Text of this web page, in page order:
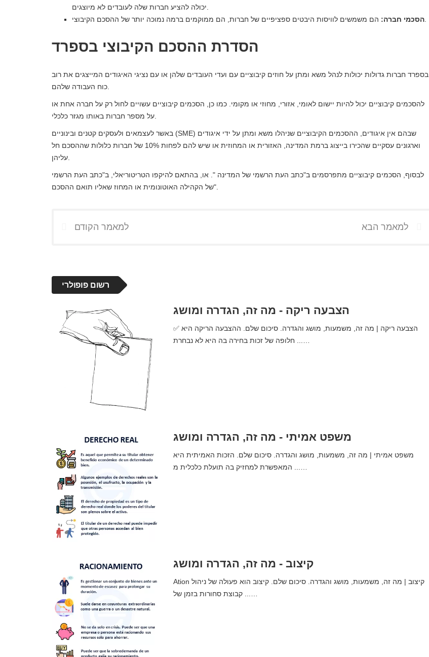
הסכמי חברה:
הסדרת ההסכם הקיבוצי בספרד
בספרד חברות גדולות יכולות לנהל משא ומתן על חוזים קיבוציים עם ועדי העובדים שלהן או עם נציגי האיגודים המייצגים את רוב
להסכמים קיבוציים יכול להיות יישום לאומי, אזורי, מחוזי או מקומי. כמו כן, הסכמים קיבוציים עשויים לחול רק על חברה אחת או
באשר לעצמאים ולעסקים קטנים ובינוניים (SME) שבהם אין איגודים, ההסכמים הקיבוציים שניהלו משא ומתן על ידי איגודים
וארגונים עסקיים שהכירו בייצוג ברמת המדינה, האזורית או המחוזית או שיש להם לפחות 10% של חברות כלולות שההסכם חל
לבסוף, הסכמים קיבוציים מתפרסמים ב"כתב העת הרשמי של המדינה ". או, בהתאם להיקפו הטריטוריאלי, ב"כתב העת הרשמי
למאמר הקודם למאמר הבא
רשום פופולרי
הצבעה ריקה - מה זה, הגדרה ומושג
✅ הצבעה ריקה | מה זה, משמעות, מושג והגדרה. סיכום שלם. ההצבעה הריקה היא
משפט אמיתי - מה זה, הגדרה ומושג
משפט אמיתי | מה זה, משמעות, מושג והגדרה. סיכום שלם. הזכות האמיתית היא
קיצוב - מה זה, הגדרה ומושג
Ation קיצוב | מה זה, משמעות, מושג והגדרה. סיכום שלם. קיצוב הוא פעולה של ניהול